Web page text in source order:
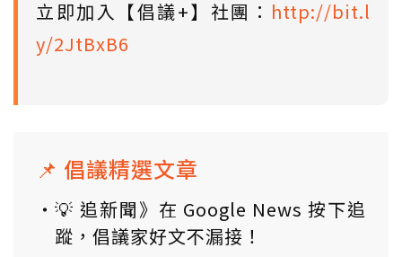
立即加入【倡議+】社團： http://bit.l
y/2JtBxB6
📌 倡議精選文章
💡 追新聞》在 Google News 按下追
蹤，倡議家好文不漏接！